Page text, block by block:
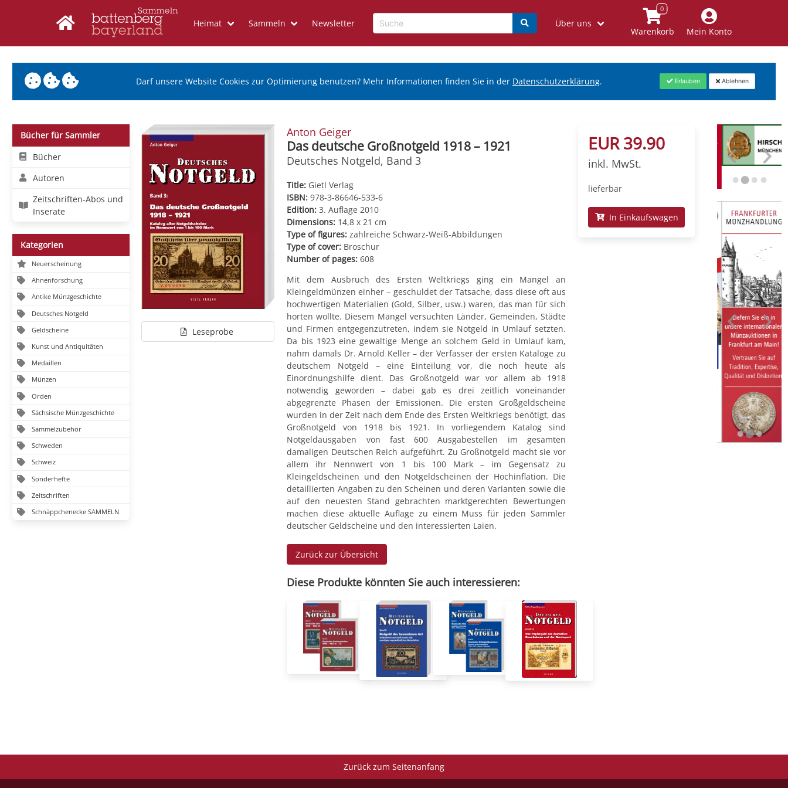
Heimat Sammeln Newsletter Über uns
Warenkorb Mein Konto
Darf unsere Website Cookies zur Optimierung benutzen? Mehr Informationen finden Sie in der Datenschutzerklärung. Erlauben Ablehnen
Bücher für Sammler
Bücher
Autoren
Zeitschriften-Abos und
Inserate
Kategorien
Neuerscheinung
Ahnenforschung
Antike Münzgeschichte
Deutsches Notgeld
Geldscheine
Kunst und Antiquitäten
Medaillen
Münzen
Orden
Sächsische Münzgeschichte
Sammelzubehör
Schweden
Schweiz
Sonderhefte
Zeitschriften
Schnäppchenecke SAMMELN
Leseprobe
Anton Geiger
Das deutsche Großnotgeld 1918 – 1921
Deutsches Notgeld, Band 3
Title: Gietl Verlag
ISBN: 978-3-86646-533-6
Edition: 3. Auflage 2010
Dimensions: 14,8 x 21 cm
Type of figures: zahlreiche Schwarz-Weiß-Abbildungen
Type of cover: Broschur
Number of pages: 608
Mit dem Ausbruch des Ersten Weltkriegs ging ein Mangel an
Kleingeldmünzen einher – geschuldet der Tatsache, dass diese oft aus
hochwertigen Materialien (Gold, Silber, usw.) waren, das man für sich
horten wollte. Diesem Mangel versuchten Länder, Gemeinden, Städte
und Firmen entgegenzutreten, indem sie Notgeld in Umlauf setzten.
Da bis 1923 eine gewaltige Menge an solchem Geld in Umlauf kam,
nahm damals Dr. Arnold Keller – der Verfasser der ersten Kataloge zu
deutschem Notgeld – eine Einteilung vor, die noch heute als
Einordnungshilfe dient. Das Großnotgeld war vor allem ab 1918
notwendig geworden – dabei gab es drei zeitlich voneinander
abgegrenzte Phasen der Emissionen. Die ersten Großgeldscheine
wurden in der Zeit nach dem Ende des Ersten Weltkriegs benötigt, das
Großnotgeld von 1918 bis 1921. In vorliegendem Katalog sind
Notgeldausgaben von fast 600 Ausgabestellen im gesamten
damaligen Deutschen Reich aufgeführt. Zu Großnotgeld macht sie vor
allem ihr Nennwert von 1 bis 100 Mark – im Gegensatz zu
Kleingeldscheinen und den Notgeldscheinen der Hochinflation. Die
detaillierten Angaben zu den Scheinen und deren Varianten sowie die
auf den neuesten Stand gebrachten marktgerechten Bewertungen
machen diese aktuelle Auflage zu einem Muss für jeden Sammler
deutscher Geldscheine und den interessierten Laien.
Zurück zur Übersicht
Diese Produkte könnten Sie auch interessieren:
EUR 39.90
inkl. MwSt.
lieferbar
In Einkaufswagen
Zurück zum Seitenanfang